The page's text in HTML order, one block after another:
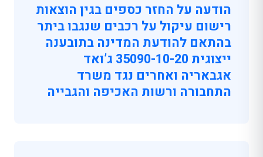
הודעה על החזר כספים בגין הוצאות
רישום עיקול על רכבים שנגבו ביתר
בהתאם להודעת המדינה בתובענה
ייצוגית 35090-10-20 ג’ואד
אגבאריה ואחרים נגד משרד
התחבורה ורשות האכיפה והגבייה